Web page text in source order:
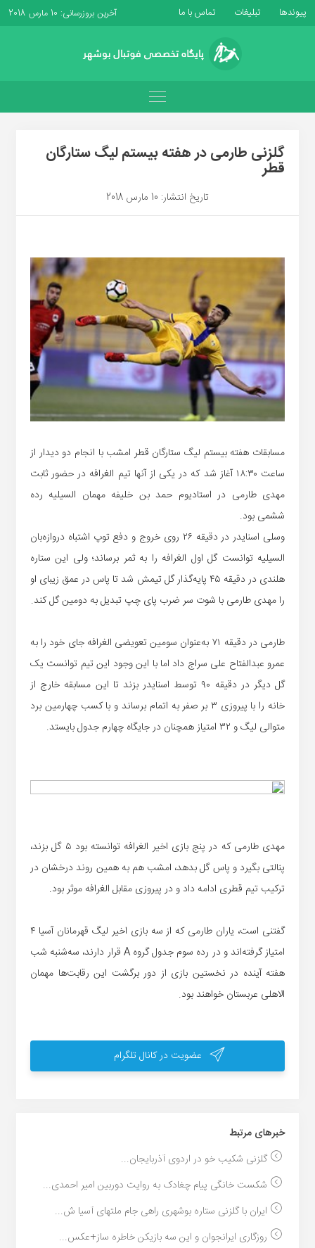
پیوندها تبلیغات تماس با ما آخرین بروزرسانی: 10 مارس 2018
گلزنی طارمی در هفته بیستم لیگ ستارگان
قطر
تاریخ انتشار: 10 مارس 2018
مسابقات هفته بیستم لیگ ستارگان قطر امشب با انجام دو دیدار از
ساعت ۱۸:۳۰ آغاز شد که در یکی از آنها تیم الغرافه در حضور ثابت
مهدی طارمی در استادیوم حمد بن خلیفه مهمان السیلیه رده
ششمی بود.
وسلی اسنایدر در دقیقه ۲۶ روی خروج و دفع توپ اشتباه دروازه‌بان
السیلیه توانست گل اول الغرافه را به ثمر برساند؛ ولی این ستاره
هلندی در دقیقه ۴۵ پایه‌گذار گل تیمش شد تا پاس در عمق زیبای او
را مهدی طارمی با شوت سر ضرب پای چپ تبدیل به دومین گل کند.
طارمی در دقیقه ۷۱ به‌عنوان سومین تعویضی الغرافه جای خود را به
عمرو عبدالفتاح علی سراج داد اما با این وجود این تیم توانست یک
گل دیگر در دقیقه ۹۰ توسط اسنایدر بزند تا این مسابقه خارج از
خانه را با پیروزی ۳ بر صفر به اتمام برساند و با کسب چهارمین برد
متوالی لیگ و ۳۲ امتیاز همچنان در جایگاه چهارم جدول بایستد.
مهدی طارمی که در پنج بازی اخیر الغرافه توانسته بود ۵ گل بزند،
پنالتی بگیرد و پاس گل بدهد، امشب هم به همین روند درخشان در
ترکیب تیم قطری ادامه داد و در پیروزی مقابل الغرافه موثر بود.
گفتنی است، یاران طارمی که از سه بازی اخیر لیگ قهرمانان آسیا ۴
امتیاز گرفته‌اند و در رده سوم جدول گروه A قرار دارند، سه‌شنبه شب
هفته آینده در نخستین بازی از دور برگشت این رقابت‌ها مهمان
الاهلی عربستان خواهند بود.
عضویت در کانال تلگرام
خبر‌های مرتبط
گلزنی شکیب خو در اردوی آذربایجان...
شکست خانگی پیام چغادک به روایت دوربین امیر احمدی...
ایران با گلزنی ستاره بوشهری راهی جام ملتهای آسیا ش...
روزگاری ایرانجوان و این سه بازیکن خاطره ساز+عکس...